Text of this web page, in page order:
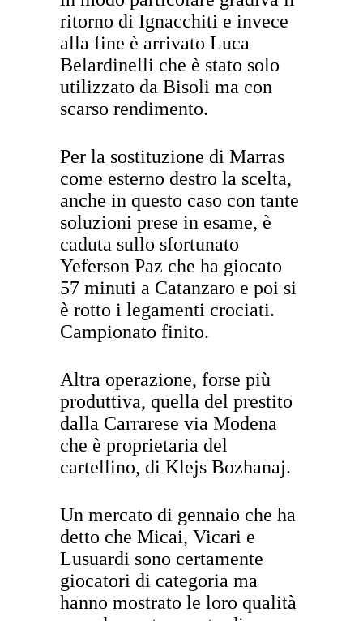
ritorno di Ignacchiti e invece
alla fine è arrivato Luca
Belardinelli che è stato solo
utilizzato da Bisoli ma con
scarso rendimento.
Per la sostituzione di Marras
come esterno destro la scelta,
anche in questo caso con tante
soluzioni prese in esame, è
caduta sullo sfortunato
Yeferson Paz che ha giocato
57 minuti a Catanzaro e poi si
è rotto i legamenti crociati.
Campionato finito.
Altra operazione, forse più
produttiva, quella del prestito
dalla Carrarese via Modena
che è proprietaria del
cartellino, di Klejs Bozhanaj.
Un mercato di gennaio che ha
detto che Micai, Vicari e
Lusuardi sono certamente
giocatori di categoria ma
hanno mostrato le loro qualità